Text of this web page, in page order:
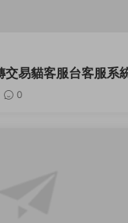
交易貓客服台客服系
0